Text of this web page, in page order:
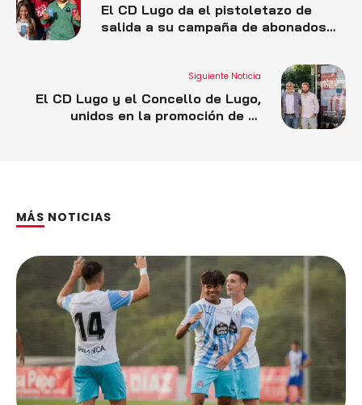
El CD Lugo da el pistoletazo de
salida a su campaña de abonados
Siguiente Noticia
El CD Lugo y el Concello de Lugo,
unidos en la promoción de la
MÁS NOTICIAS